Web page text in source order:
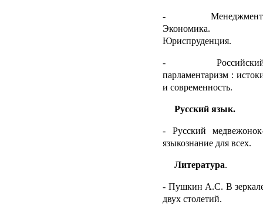
-
Экономика.
Юриспруденция.
-
парламентаризм :
и современность.
Русский язык.
- Русский
языкознание для всех.
Литература.
- Пушкин А.С. В
двух столетий.